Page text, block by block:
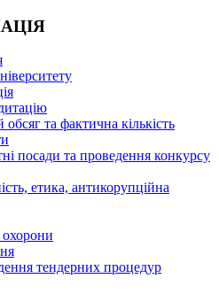
обсяг та фактична кількість
посади та проведення конкурсу
етика, антикорупційна
тендерних процедур